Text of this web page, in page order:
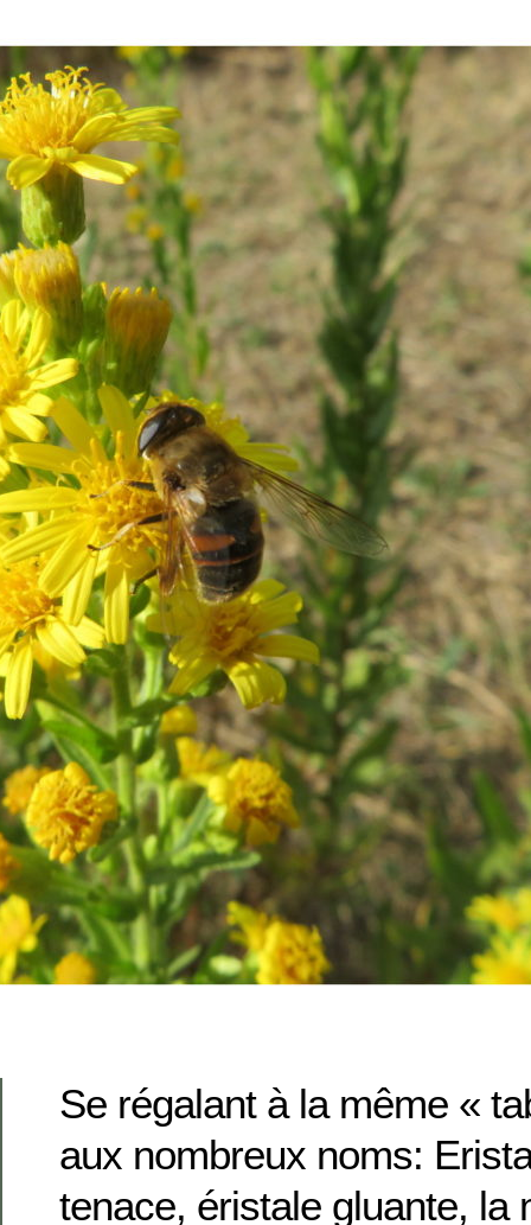
Se régalant à la même «
aux nombreux noms:
tenace, éristale gluante, la